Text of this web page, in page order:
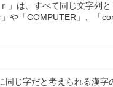
」は、すべて同じ文字列
や「COMPUTER」、「
同じ字だと考えられる漢